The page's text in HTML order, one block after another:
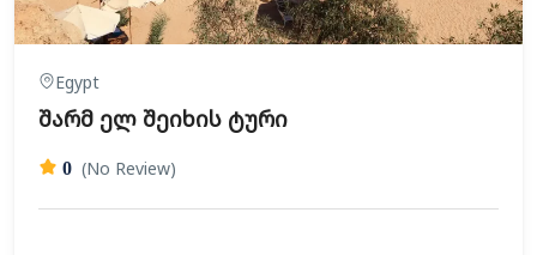
Egypt
შარმ ელ შეიხის ტური
0 (No Review)